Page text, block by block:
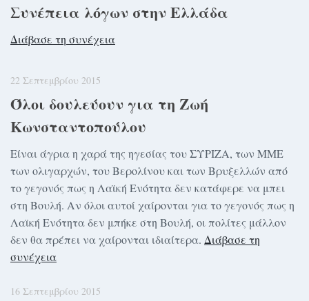
Συνέπεια λόγων στην Ελλάδα
Διάβασε τη συνέχεια
22 Σεπτεμβρίου 2015
Όλοι δουλεύουν για τη Ζωή
Κωνσταντοπούλου
Είναι άγρια η χαρά της ηγεσίας του ΣΥΡΙΖΑ, των ΜΜΕ
των ολιγαρχών, του Βερολίνου και των Βρυξελλών από
το γεγονός πως η Λαϊκή Ενότητα δεν κατάφερε να μπει
στη Βουλή. Αν όλοι αυτοί χαίρονται για το γεγονός πως η
Λαϊκή Ενότητα δεν μπήκε στη Βουλή, οι πολίτες μάλλον
δεν θα πρέπει να χαίρονται ιδιαίτερα. Διάβασε τη
συνέχεια
16 Σεπτεμβρίου 2015